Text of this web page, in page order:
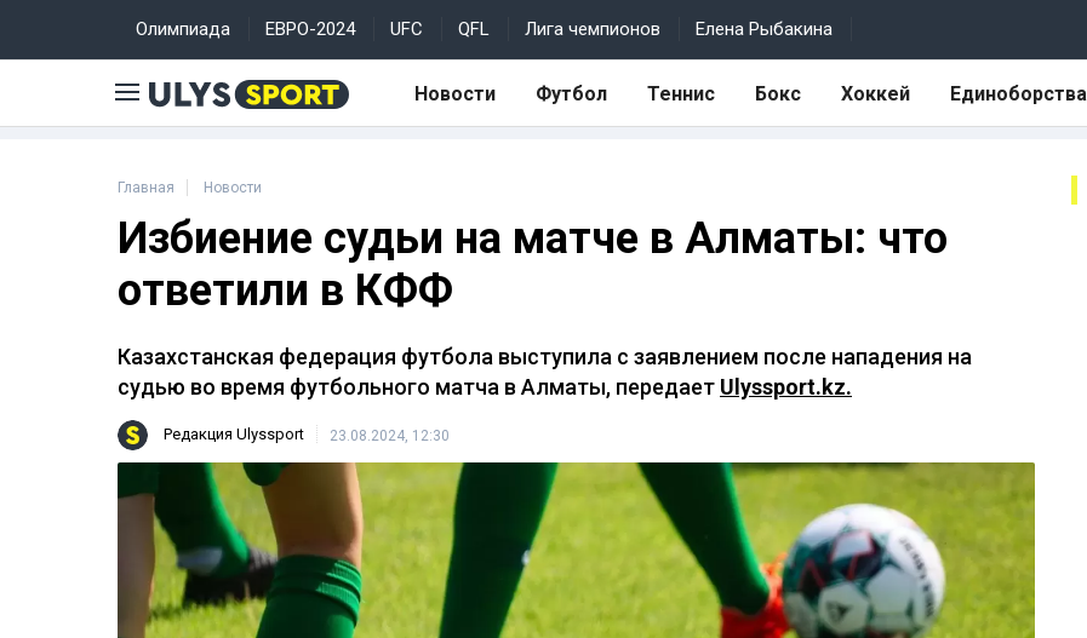
Олимпиада ЕВРО-2024 UFC QFL Лига чемпионов Елена Рыбакина
Новости Футбол Теннис Бокс Хоккей Единоборства
Главная Новости
Избиение судьи на матче в Алматы: что
ответили в КФФ
Казахстанская федерация футбола выступила с заявлением после нападения на
судью во время футбольного матча в Алматы, передает Ulyssport.kz.
Редакция Ulyssport 23.08.2024, 12:30